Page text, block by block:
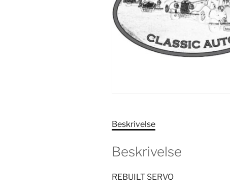
Beskrivelse
Beskrivelse
REBUILT SERVO